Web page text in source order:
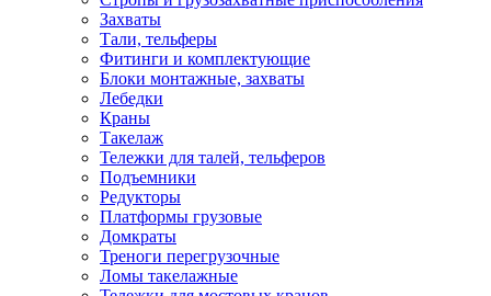
Захваты
Тали, тельферы
Фитинги и комплектующие
Блоки монтажные, захваты
Лебедки
Краны
Такелаж
Тележки для талей, тельферов
Подъемники
Редукторы
Платформы грузовые
Домкраты
Треноги перегрузочные
Ломы такелажные